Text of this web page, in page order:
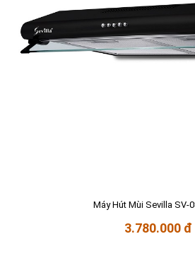
Máy Hút Mùi Sevilla SV-
3.780.000 đ